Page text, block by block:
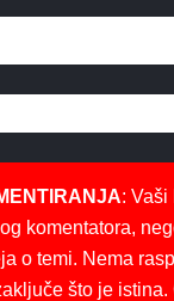
: Vaši
komentatora,
o temi. Nema
što je